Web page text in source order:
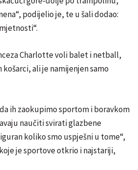
podijelio je, te u šali dodao:
Charlotte voli balet i netball,
ali je namijenjen samo
ih zaokupimo sportom i boravkom
naučiti svirati glazbene
koliko smo uspješni u tome“,
je sportove otkrio i najstariji,